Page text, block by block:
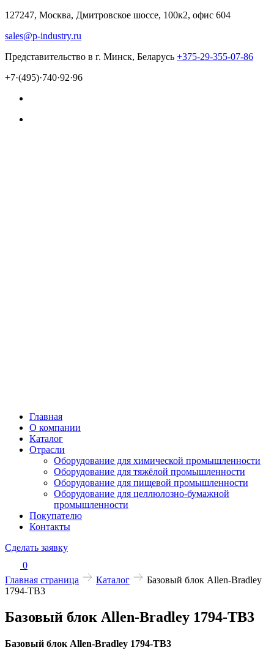
127247, Москва, Дмитровское шоссе, 100к2, офис 604
sales@p-industry.ru
Представительство в г. Минск, Беларусь +375-29-355-07-86
+7·(495)·740·92·96
Главная
О компании
Каталог
Отрасли
Оборудование для химической промышленности
Оборудование для тяжёлой промышленности
Оборудование для пищевой промышленности
Оборудование для целлюлозно-бумажной
промышленности
Покупателю
Контакты
Сделать заявку
0
Главная страница
Каталог
Базовый блок Allen-Bradley
1794-TB3
Базовый блок Allen-Bradley 1794-TB3
Базовый блок Allen-Bradley 1794-TB3